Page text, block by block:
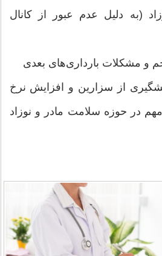
(به دلیل عدم عبور از کانال
و مشکلات بارداری‌های بعدی
از سزارین و افزایش نرخ
در حوزه سلامت مادر و نوزاد